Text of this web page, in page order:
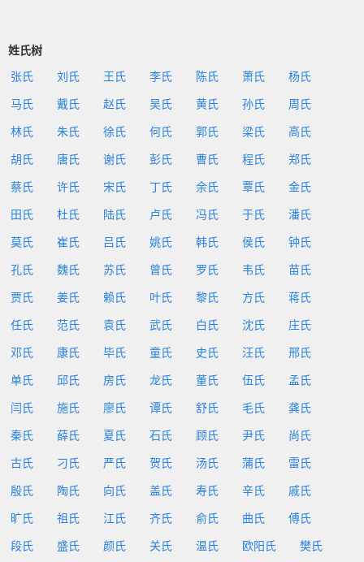
姓氏树
张氏 刘氏 王氏 李氏 陈氏 萧氏 杨氏
马氏 戴氏 赵氏 吴氏 黄氏 孙氏 周氏
林氏 朱氏 徐氏 何氏 郭氏 梁氏 高氏
胡氏 唐氏 谢氏 彭氏 曹氏 程氏 郑氏
蔡氏 许氏 宋氏 丁氏 余氏 覃氏 金氏
田氏 杜氏 陆氏 卢氏 冯氏 于氏 潘氏
莫氏 崔氏 吕氏 姚氏 韩氏 侯氏 钟氏
孔氏 魏氏 苏氏 曾氏 罗氏 韦氏 苗氏
贾氏 姜氏 赖氏 叶氏 黎氏 方氏 蒋氏
任氏 范氏 袁氏 武氏 白氏 沈氏 庄氏
邓氏 康氏 毕氏 童氏 史氏 汪氏 邢氏
单氏 邱氏 房氏 龙氏 董氏 伍氏 孟氏
闫氏 施氏 廖氏 谭氏 舒氏 毛氏 龚氏
秦氏 薛氏 夏氏 石氏 顾氏 尹氏 尚氏
古氏 刁氏 严氏 贺氏 汤氏 蒲氏 雷氏
殷氏 陶氏 向氏 盖氏 寿氏 辛氏 戚氏
旷氏 祖氏 江氏 齐氏 俞氏 曲氏 傅氏
段氏 盛氏 颜氏 关氏 温氏 欧阳氏 樊氏